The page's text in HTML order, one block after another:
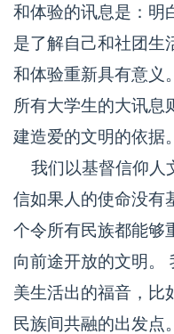
和体验的讯息是：明
是了解自己和社团生
和体验重新具有意义
所有大学生的大讯息
建造爱的文明的依据。
我们以基督信仰人
信如果人的使命没有
个令所有民族都能够
向前途开放的文明。
美生活出的福音，比
民族间共融的出发点。